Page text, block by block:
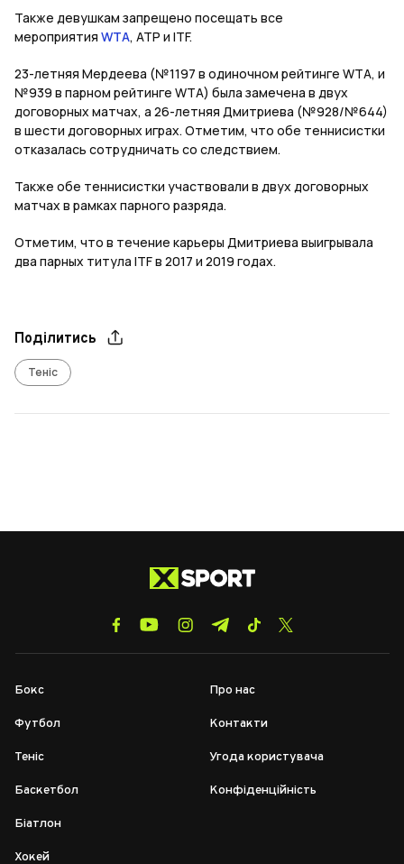
Также девушкам запрещено посещать все
мероприятия WTA, ATP и ITF.
23-летняя Мердеева (№1197 в одиночном рейтинге WTA, и
№939 в парном рейтинге WTA) была замечена в двух
договорных матчах, а 26-летняя Дмитриева (№928/№644)
в шести договорных играх. Отметим, что обе теннисистки
отказалась сотрудничать со следствием.
Также обе теннисистки участвовали в двух договорных
матчах в рамках парного разряда.
Отметим, что в течение карьеры Дмитриева выигрывала
два парных титула ITF в 2017 и 2019 годах.
Поділитись
Теніс
Бокс
Футбол
Теніс
Баскетбол
Біатлон
Хокей
Про нас
Контакти
Угода користувача
Конфіденційність